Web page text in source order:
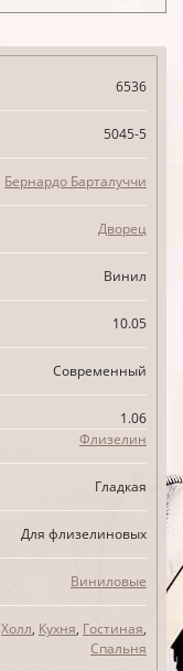
6536
5045-5
Бернардо Барталуччи
Дворец
Винил
10.05
Современный
1.06
Флизелин
Гладкая
Для флизелиновых
Виниловые
Холл, Кухня, Гостиная,
Спальня